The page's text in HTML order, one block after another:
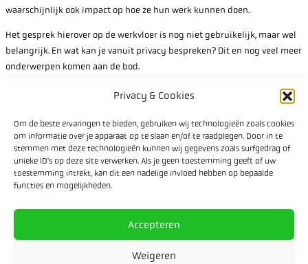
Privacy & Cookies
Om de beste ervaringen te bieden, gebruiken wij technologieën zoals cookies
om informatie over je apparaat op te slaan en/of te raadplegen. Door in te
stemmen met deze technologieën kunnen wij gegevens zoals surfgedrag of
unieke ID's op deze site verwerken. Als je geen toestemming geeft of uw
toestemming intrekt, kan dit een nadelige invloed hebben op bepaalde
functies en mogelijkheden.
Accepteren
Weigeren
waarschijnlijk ook impact op hoe ze hun werk kunnen doen.
Het gesprek hierover op de werkvloer is nog niet gebruikelijk, maar wel
belangrijk. En wat kan je vanuit privacy bespreken? Dit en nog veel meer
onderwerpen komen aan de bod.
We gaan in gesprek met Dorenda van Dijken en José van Bussel tijdens
ervaringen en praktische voorbeelden komen aan de orde.